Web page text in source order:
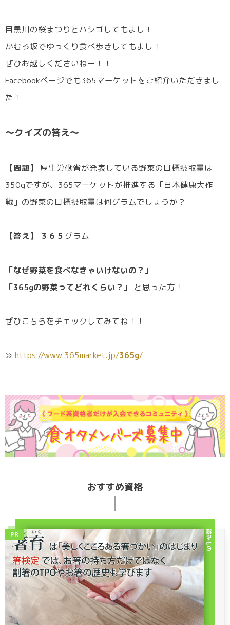
目黒川の桜まつりとハシゴしてもよし！
かむろ坂でゆっくり食べ歩きしてもよし！
ぜひお越しくださいねー！！
Facebookページでも365マーケットをご紹介いただきまし
た！
〜クイズの答え〜
【問題】 厚生労働省が発表している野菜の目標摂取量は
350gですが、365マーケットが推進する「日本健康大作
戦」の野菜の目標摂取量は何グラムでしょうか？
【答え】 ３６５ グラム
「なぜ野菜を食べなきゃいけないの？」
「365gの野菜ってどれくらい？」
と思った方！
ぜひこちらをチェックしてみてね！！
≫ https://www.365market.jp/365g/
おすすめ資格
読みもの
PR